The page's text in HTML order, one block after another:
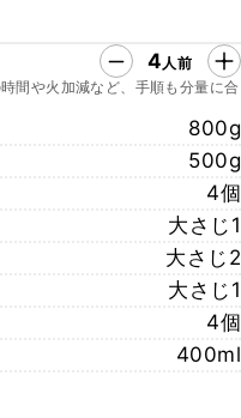
4人前
間や火加減など、手順も分量に合
800g
500g
4個
大さじ1
大さじ2
大さじ1
4個
400ml